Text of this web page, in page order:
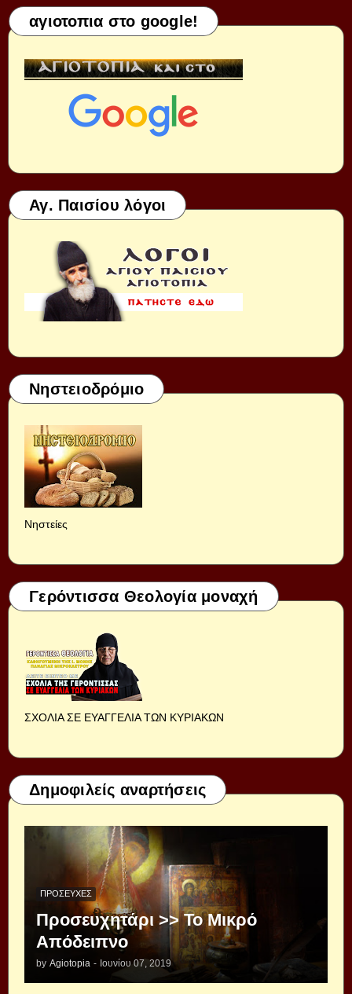
αγιοτοπια στο google!
Αγ. Παισίου λόγοι
Νηστειοδρόμιο
Νηστείες
Γερόντισσα Θεολογία μοναχή
ΣΧΟΛΙΑ ΣΕ ΕΥΑΓΓΕΛΙΑ ΤΩΝ ΚΥΡΙΑΚΩΝ
Δημοφιλείς αναρτήσεις
ΠΡΟΣΕΥΧΈΣ
Προσευχητάρι >> Το Μικρό
Απόδειπνο
by Agiotopia - Ιουνίου 07, 2019